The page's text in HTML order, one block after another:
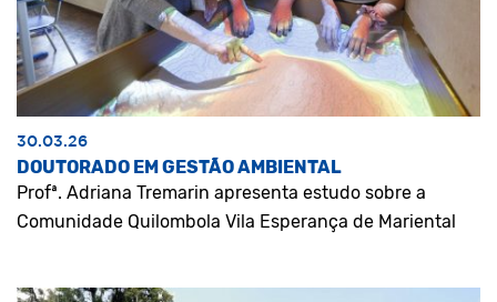
30.03.26
DOUTORADO EM GESTÃO AMBIENTAL
Profª. Adriana Tremarin apresenta estudo sobre a
Comunidade Quilombola Vila Esperança de Mariental